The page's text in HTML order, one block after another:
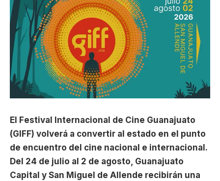
El Festival Internacional de Cine Guanajuato
(GIFF) volverá a convertir al estado en el punto
de encuentro del cine nacional e internacional.
Del 24 de julio al 2 de agosto, Guanajuato
Capital y San Miguel de Allende recibirán una